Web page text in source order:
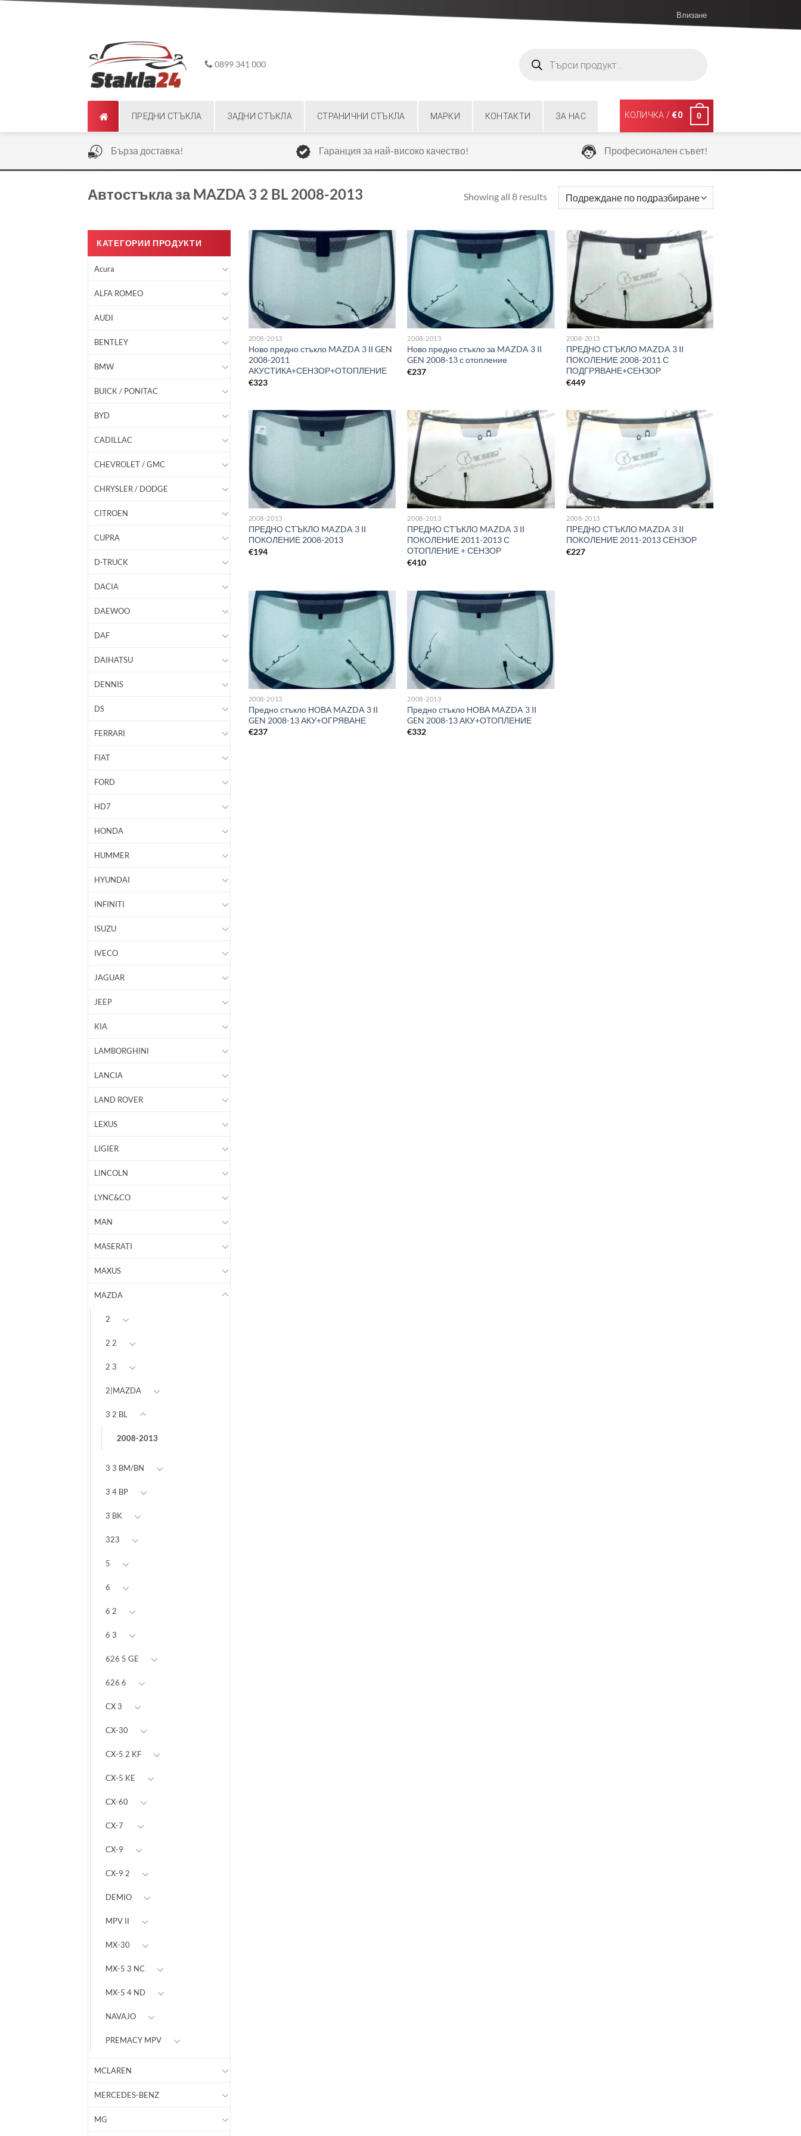
Влизане
0899 341 000
search
ПРЕДНИ СТЪКЛА ЗАДНИ СТЪКЛА СТРАНИЧНИ СТЪКЛА МАРКИ КОНТАКТИ ЗА НАС КОЛИЧКА / €0 0
Бърза доставка! Гаранция за най-високо качество! Професионален съвет!
Автостъкла за MAZDA 3 2 BL 2008-2013 Showing all 8 results
КАТЕГОРИИ ПРОДУКТИ
Acura
ALFA ROMEO
AUDI
BENTLEY
BMW
BUICK / PONITAC
BYD
CADILLAC
CHEVROLET / GMC
CHRYSLER / DODGE
CITROEN
CUPRA
D-TRUCK
DACIA
DAEWOO
DAF
DAIHATSU
DENNIS
DS
FERRARI
FIAT
FORD
HD7
HONDA
HUMMER
HYUNDAI
INFINITI
ISUZU
IVECO
JAGUAR
JEEP
KIA
LAMBORGHINI
LANCIA
LAND ROVER
LEXUS
LIGIER
LINCOLN
LYNC&CO
MAN
MASERATI
MAXUS
MAZDA
2
2 2
2 3
2|MAZDA
3 2 BL
2008-2013
3 3 BM/BN
3 4 BP
3 BK
323
5
6
6 2
6 3
626 5 GE
626 6
CX 3
CX-30
CX-5 2 KF
CX-5 KE
CX-60
CX-7
CX-9
CX-9 2
DEMIO
MPV II
MX-30
MX-5 3 NC
MX-5 4 ND
NAVAJO
PREMACY MPV
MCLAREN
MERCEDES-BENZ
MG
2008-2013
Ново предно стъкло MAZDA 3 II GEN
2008-2011
АКУСТИКА+СЕНЗОР+ОТОПЛЕНИЕ
€323
2008-2013
Ново предно стъкло за MAZDA 3 II
GEN 2008-13 с отопление
€237
2008-2013
ПРЕДНО СТЪКЛО MAZDA 3 II
ПОКОЛЕНИЕ 2008-2011 С
ПОДГРЯВАНЕ+СЕНЗОР
€449
2008-2013
ПРЕДНО СТЪКЛО MAZDA 3 II
ПОКОЛЕНИЕ 2008-2013
€194
2008-2013
ПРЕДНО СТЪКЛО MAZDA 3 II
ПОКОЛЕНИЕ 2011-2013 С
ОТОПЛЕНИЕ + СЕНЗОР
€410
2008-2013
ПРЕДНО СТЪКЛО MAZDA 3 II
ПОКОЛЕНИЕ 2011-2013 СЕНЗОР
€227
2008-2013
Предно стъкло НОВА MAZDA 3 II
GEN 2008-13 АКУ+ОГРЯВАНЕ
€237
2008-2013
Предно стъкло НОВА MAZDA 3 II
GEN 2008-13 АКУ+ОТОПЛЕНИЕ
€332